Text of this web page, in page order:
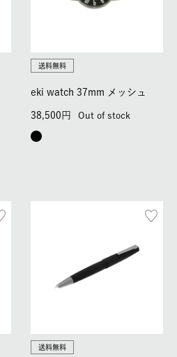
送料無料
eki watch 37mm メッシュ
38,500 Out of stock
送料無料